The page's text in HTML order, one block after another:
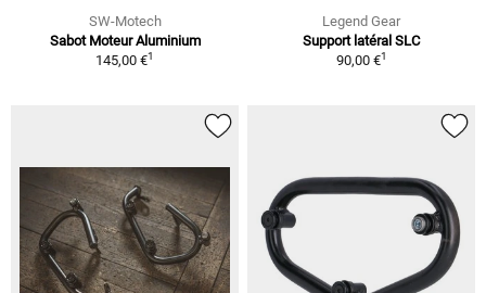
SW-Motech
Sabot Moteur Aluminium
145,00 €1
Legend Gear
Support latéral SLC
90,00 €1